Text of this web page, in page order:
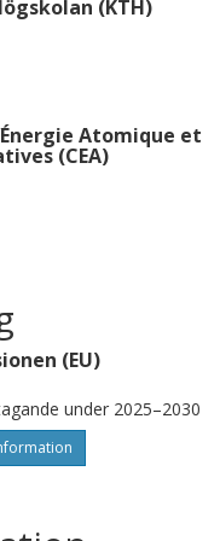
(KTH)
Atomique et
(CEA)
(EU)
under 2025–2030